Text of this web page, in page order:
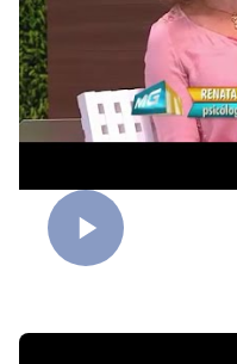
Culpa Materna